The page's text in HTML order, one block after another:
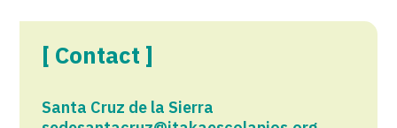
[ Contact ]
Santa Cruz de la Sierra